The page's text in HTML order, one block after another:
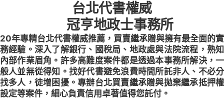
台北代書權威
冠亨地政士事務所
20年專精台北代書權威推薦，買賣繼承贈與擁有最全面的實
務經驗。深入了解銀行、國稅局、地政處與法院流程，熟知
內部作業眉角。許多高難度案件都是透過本事務所解決，一
般人並無從得知。找好代書避免浪費時間所託非人、不必分
找多人，徒增困擾。專辦台北買賣繼承贈與拋棄繼承抵押權
設定等案件，細心負責信用卓著值得您託付。